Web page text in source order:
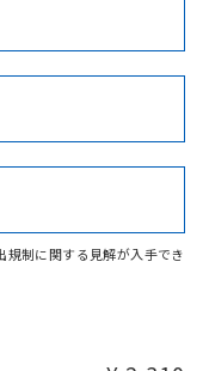
Cd Cr(VI)
ります。
規制に関する見解が入手でき